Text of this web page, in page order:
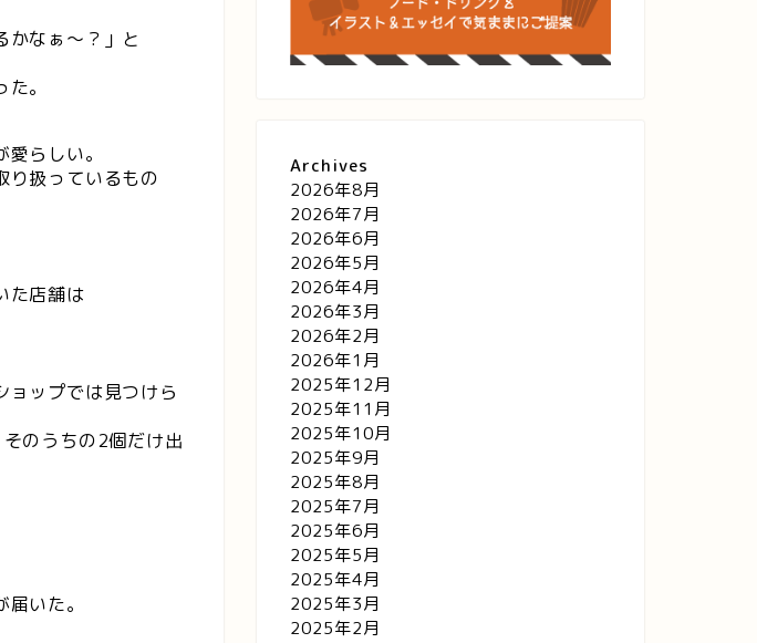
かなぁ～？」と
。
らしい。
り扱っているもの
た店舗は
ョップでは見つけら
のうちの2個だけ出
いた。
Archives
2026年8月
2026年7月
2026年6月
2026年5月
2026年4月
2026年3月
2026年2月
2026年1月
2025年12月
2025年11月
2025年10月
2025年9月
2025年8月
2025年7月
2025年6月
2025年5月
2025年4月
2025年3月
2025年2月